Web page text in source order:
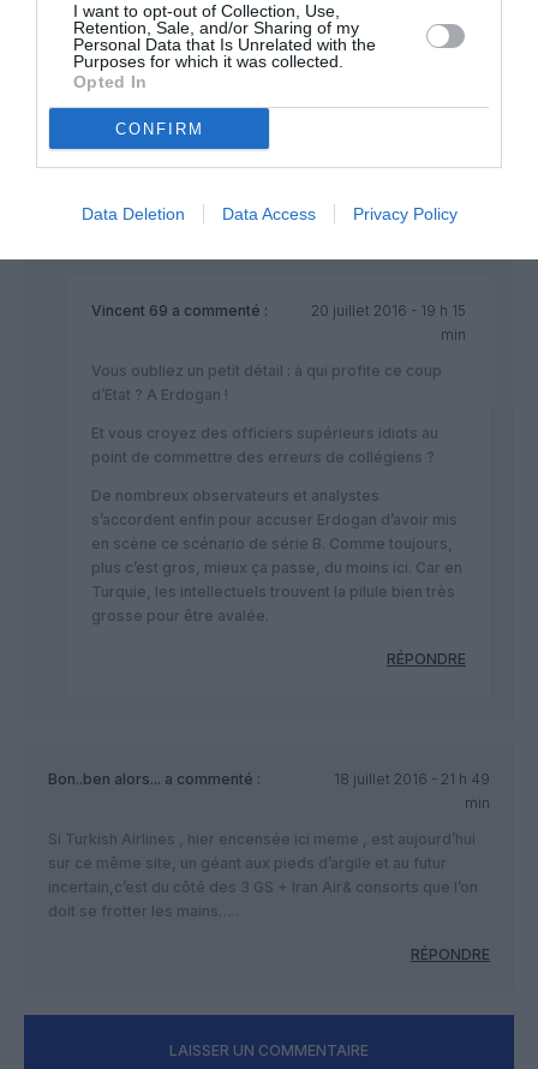
I want to opt-out of Collection, Use,
Retention, Sale, and/or Sharing of my
Personal Data that Is Unrelated with the
Purposes for which it was collected.
Opted In
CONFIRM
Data Deletion Data Access Privacy Policy
paraitrait plus juste.
Les footballeurs et cuistots embarqués ne suffiront pas à
rétablir le flux touristique et le confiance en un pays à
l’instabilité historique.
La décision de la FAA étant la mouche sur le gâteau, signal
RÉPONDRE
Vincent 69 a commenté :
20 juillet 2016 - 19 h 15
min
Vous oubliez un petit détail : à qui profite ce coup
d’Etat ? A Erdogan !
Et vous croyez des officiers supérieurs idiots au
point de commettre des erreurs de collégiens ?
De nombreux observateurs et analystes
s’accordent enfin pour accuser Erdogan d’avoir mis
en scène ce scénario de série B. Comme toujours,
plus c’est gros, mieux ça passe, du moins ici. Car en
Turquie, les intellectuels trouvent la pilule bien très
grosse pour être avalée.
RÉPONDRE
Bon..ben alors... a commenté :
18 juillet 2016 - 21 h 49
min
Si Turkish Airlines , hier encensée ici meme , est aujourd’hui
sur ce même site, un géant aux pieds d’argile et au futur
incertain,c’est du côté des 3 GS + Iran Air& consorts que l’on
doit se frotter les mains…..
RÉPONDRE
LAISSER UN COMMENTAIRE